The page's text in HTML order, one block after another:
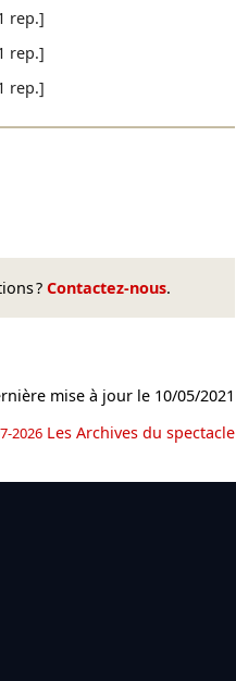
rep.]
rep.]
rep.]
? Contactez-nous.
mise à jour le 10/05/2021
2026 Les Archives du spectacle